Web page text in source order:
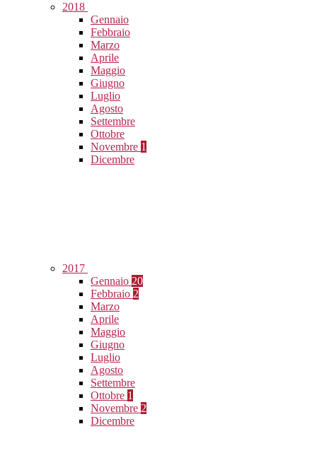
2018
Gennaio
Febbraio
Marzo
Aprile
Maggio
Giugno
Luglio
Agosto
Settembre
Ottobre
Novembre 1
Dicembre
2017
Gennaio 20
Febbraio 2
Marzo
Aprile
Maggio
Giugno
Luglio
Agosto
Settembre
Ottobre 1
Novembre 2
Dicembre